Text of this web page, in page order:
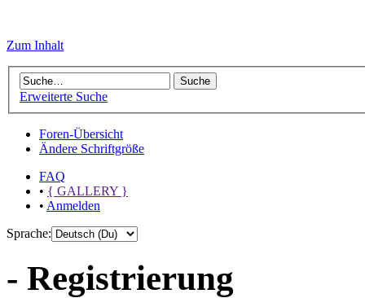
Zum Inhalt
Erweiterte Suche
Foren-Übersicht
Ändere Schriftgröße
FAQ
• { GALLERY }
• Anmelden
Sprache:
- Registrierung